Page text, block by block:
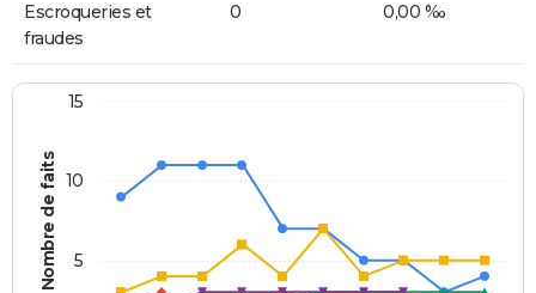
Escroqueries et
fraudes
0 0,00 ‰
Nombre de faits 5
10
15